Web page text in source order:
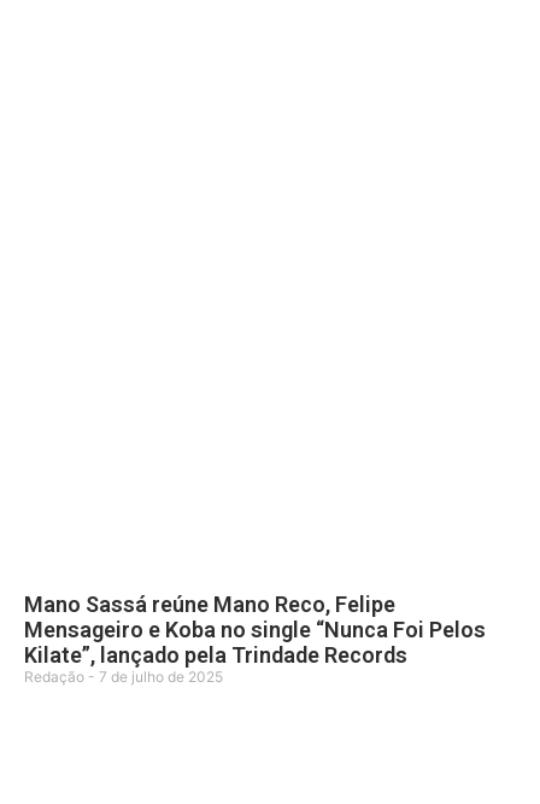
Mano Sassá reúne Mano Reco, Felipe
Mensageiro e Koba no single “Nunca Foi Pelos
Kilate”, lançado pela Trindade Records
Redação 7 de julho de 2025